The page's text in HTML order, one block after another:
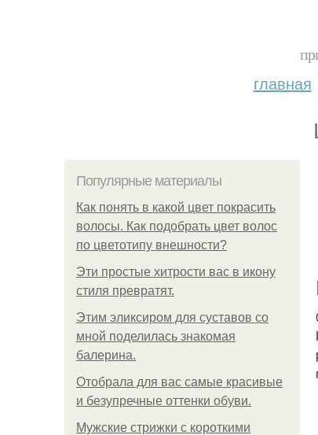
главная
Популярные материалы
Как понять в какой цвет покрасить
волосы. Как подобрать цвет волос
по цветотипу внешности?
Эти простые хитрости вас в икону
стиля превратят.
Этим эликсиром для суставов со
мной поделилась знакомая
балерина.
Отобрала для вас самые красивые
и безупречные оттенки обуви.
Мужские стрижки с короткими